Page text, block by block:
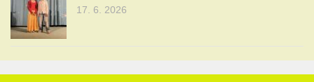
17. 6. 2026